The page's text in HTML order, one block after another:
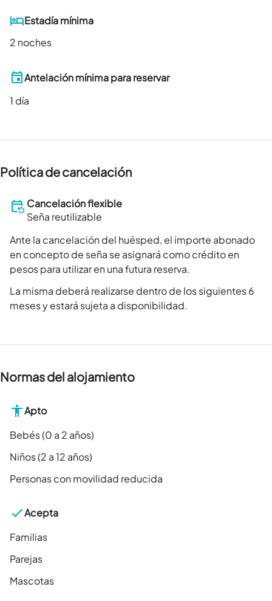
Estadía mínima
2 noches
Antelación mínima para reservar
1 día
Política de cancelación
Cancelación flexible
Seña reutilizable
Ante la cancelación del huésped, el importe abonado
en concepto de seña se asignará como crédito en
pesos para utilizar en una futura reserva.
La misma deberá realizarse dentro de los siguientes 6
meses y estará sujeta a disponibilidad.
Normas del alojamiento
Apto
Bebés (0 a 2 años)
Niños (2 a 12 años)
Personas con movilidad reducida
Acepta
Familias
Parejas
Mascotas